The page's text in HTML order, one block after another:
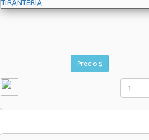
Precio $